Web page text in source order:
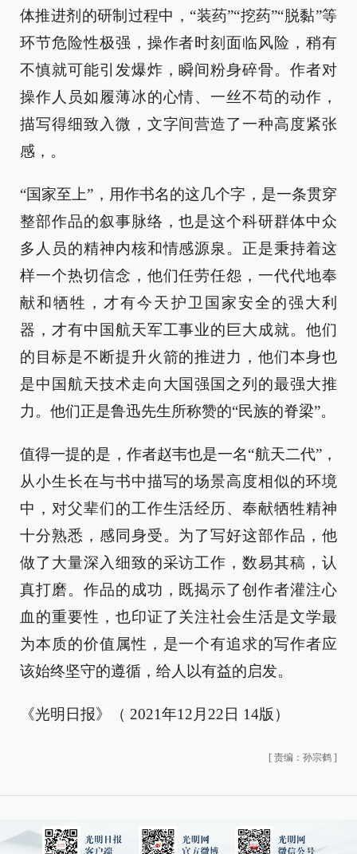
体推进剂的研制过程中，“装药”“挖药”“脱黏”等
环节危险性极强，操作者时刻面临风险，稍有
不慎就可能引发爆炸，瞬间粉身碎骨。作者对
操作人员如履薄冰的心情、一丝不苟的动作，
描写得细致入微，文字间营造了一种高度紧张
感，。
“国家至上”，用作书名的这几个字，是一条贯穿
整部作品的叙事脉络，也是这个科研群体中众
多人员的精神内核和情感源泉。正是秉持着这
样一个热切信念，他们任劳任怨，一代代地奉
献和牺牲，才有今天护卫国家安全的强大利
器，才有中国航天军工事业的巨大成就。他们
的目标是不断提升火箭的推进力，他们本身也
是中国航天技术走向大国强国之列的最强大推
力。他们正是鲁迅先生所称赞的“民族的脊梁”。
值得一提的是，作者赵韦也是一名“航天二代”，
从小生长在与书中描写的场景高度相似的环境
中，对父辈们的工作生活经历、奉献牺牲精神
十分熟悉，感同身受。为了写好这部作品，他
做了大量深入细致的采访工作，数易其稿，认
真打磨。作品的成功，既揭示了创作者灌注心
血的重要性，也印证了关注社会生活是文学最
为本质的价值属性，是一个有追求的写作者应
该始终坚守的遵循，给人以有益的启发。
《光明日报》（ 2021年12月22日 14版）
[ 责编：孙宗鹤 ]